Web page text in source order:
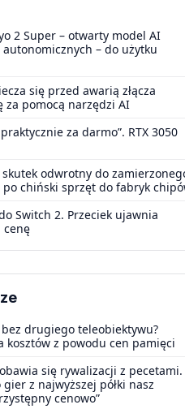
2 Super – otwarty model AI
– do użytku
się przed awarią złącza
pomocą narzędzi AI
za darmo”. RTX 3050
odwrotny do
po chiński sprzęt do fabryk
Switch 2. Przeciek ujawnia
cenę
bez drugiego teleobiektywu?
kosztów z powodu cen pamięci
się rywalizacji z pecetami.
z najwyższej półki nasz
cenowo”